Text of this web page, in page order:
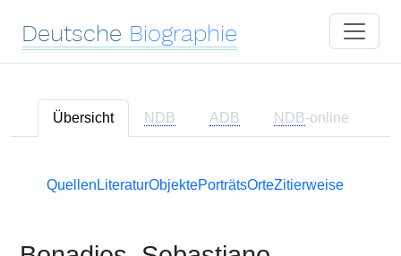
Deutsche Biographie
Übersicht NDB ADB NDB-online
Quellen LiteraturObjektePorträtsOrteZitierweise